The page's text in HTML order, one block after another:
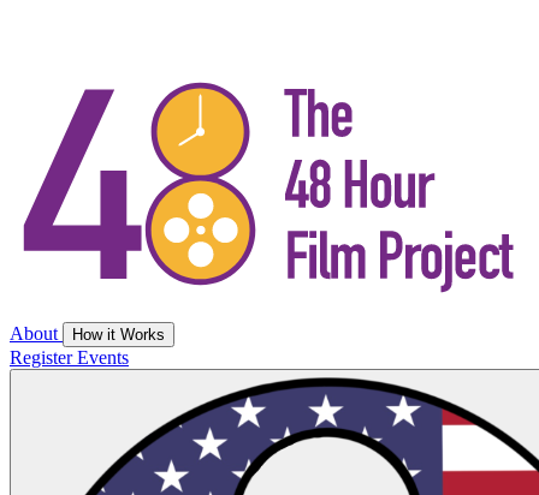
About How it Works
RegisterEvents